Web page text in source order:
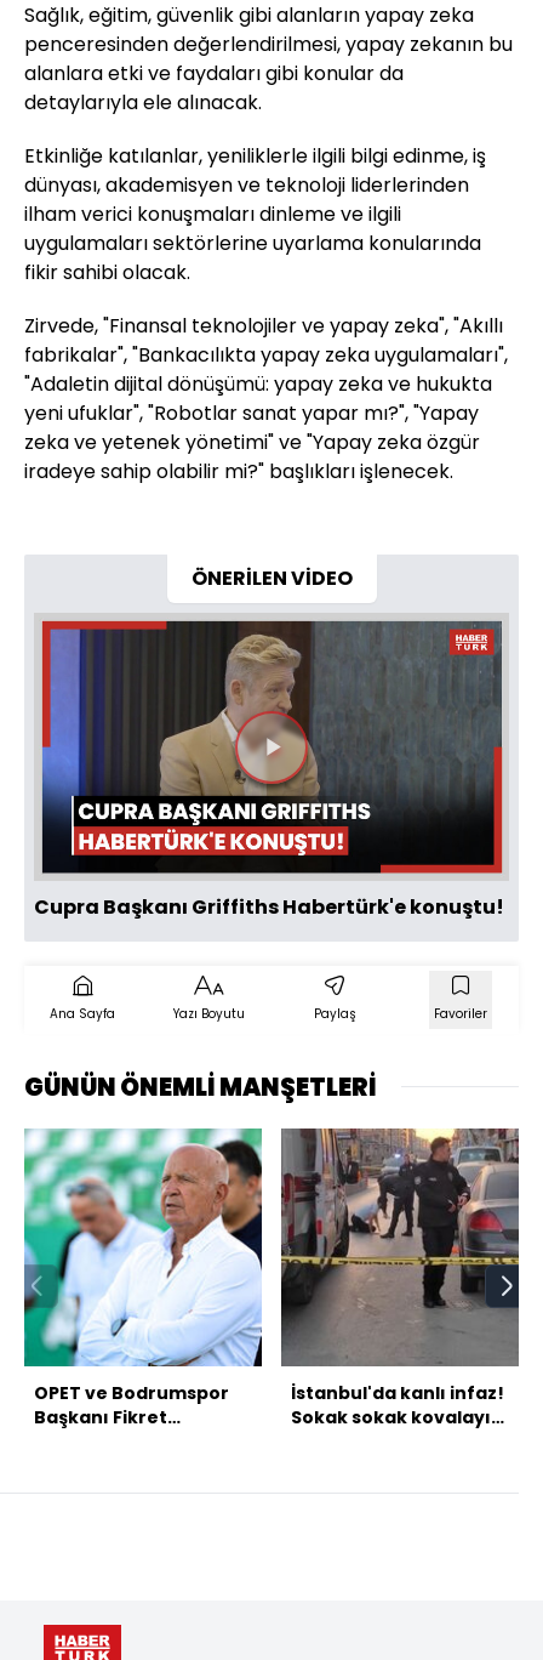
Sağlık, eğitim, güvenlik gibi alanların yapay zeka
penceresinden değerlendirilmesi, yapay zekanın bu
alanlara etki ve faydaları gibi konular da
detaylarıyla ele alınacak.
Etkinliğe katılanlar, yeniliklerle ilgili bilgi edinme, iş
dünyası, akademisyen ve teknoloji liderlerinden
ilham verici konuşmaları dinleme ve ilgili
uygulamaları sektörlerine uyarlama konularında
fikir sahibi olacak.
Zirvede, "Finansal teknolojiler ve yapay zeka", "Akıllı
fabrikalar", "Bankacılıkta yapay zeka uygulamaları",
"Adaletin dijital dönüşümü: yapay zeka ve hukukta
yeni ufuklar", "Robotlar sanat yapar mı?", "Yapay
zeka ve yetenek yönetimi" ve "Yapay zeka özgür
iradeye sahip olabilir mi?" başlıkları işlenecek.
ÖNERİLEN VİDEO
Videoyu
Oynat
Cupra Başkanı Griffiths Habertürk'e konuştu!
Ana Sayfa Yazı Boyutu Paylaş Favoriler
GÜNÜN ÖNEMLİ MANŞETLERİ
OPET ve Bodrumspor
Başkanı Fikret
İstanbul'da kanlı infaz!
Sokak sokak kovalayıp